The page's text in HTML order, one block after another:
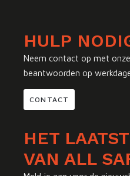
HULP
Neem contact op met
beantwoorden op
CONTACT
HET
VAN ALL